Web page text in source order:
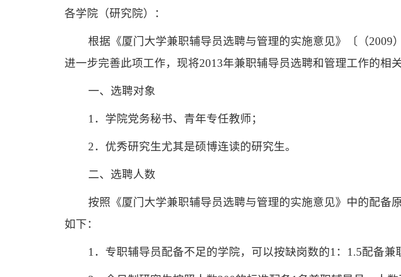
各学院（研究院）：
根据《厦门大学兼职辅导员选聘与管理的实施意见》〔（2009
进一步完善此项工作，现将2013年兼职辅导员选聘和管理工作的相
一、选聘对象
1 ．学院党务秘书、青年专任教师；
2．优秀研究生尤其是硕博连读的研究生。
二、选聘人数
按照《厦门大学兼职辅导员选聘与管理的实施意见》中的配备
如下：
1 ．专职辅导员配备不足的学院，可以按缺岗数的1 ： 1.5配备兼